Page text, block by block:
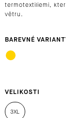
termotextiliemi,
větru.
VELIKOSTI
3XL
T